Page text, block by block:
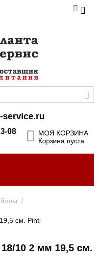
service.ru
08
МОЯ КОРЗИНА
Корзина пуста
/
см. Pinti
10 2 мм 19,5 см.